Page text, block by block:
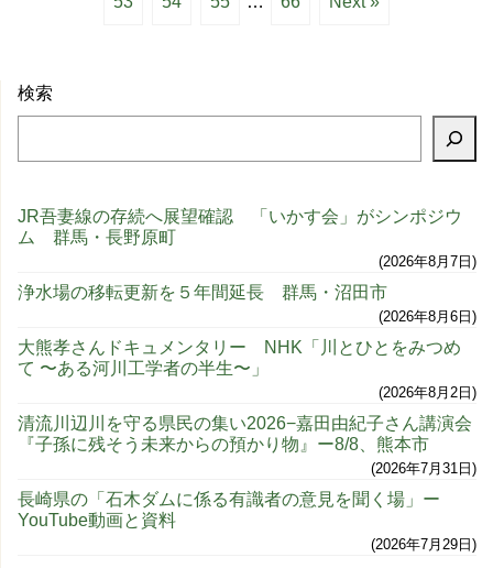
検索
JR吾妻線の存続へ展望確認 「いかす会」がシンポジウ
ム 群馬・長野原町
2026年8月7日
浄水場の移転更新を５年間延長 群馬・沼田市
2026年8月6日
大熊孝さんドキュメンタリー NHK「川とひとをみつめ
て 〜ある河川工学者の半生〜」
2026年8月2日
清流川辺川を守る県民の集い2026−嘉田由紀子さん講演会
『子孫に残そう未来からの預かり物』ー8/8、熊本市
2026年7月31日
長崎県の「石木ダムに係る有識者の意見を聞く場」ー
YouTube動画と資料
2026年7月29日